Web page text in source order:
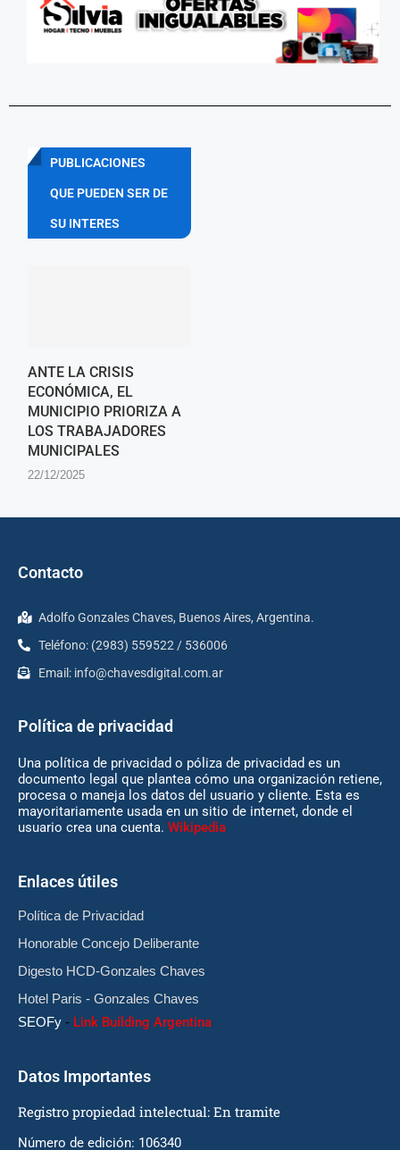
PUBLICACIONES
QUE PUEDEN SER DE
SU INTERES
ANTE LA CRISIS
ECONÓMICA, EL
MUNICIPIO PRIORIZA A
LOS TRABAJADORES
MUNICIPALES
22/12/2025
Contacto
Adolfo Gonzales Chaves, Buenos Aires, Argentina.
Teléfono: (2983) 559522 / 536006
Email: info@chavesdigital.com.ar
Política de privacidad
Una política de privacidad o póliza de privacidad es un
documento legal que plantea cómo una organización retiene,
procesa o maneja los datos del usuario y cliente. Esta es
mayoritariamente usada en un sitio de internet, donde el
usuario crea una cuenta. Wikipedia
Enlaces útiles
Política de Privacidad
Honorable Concejo Deliberante
Digesto HCD-Gonzales Chaves
Hotel Paris - Gonzales Chaves
SEOFy - Link Building Argentina
Datos Importantes
Registro propiedad intelectual: En tramite
Número de edición: 106340